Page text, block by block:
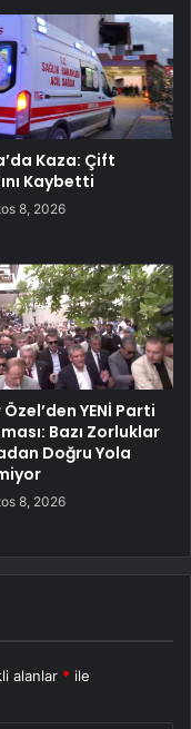
Kaza: Çift
Kaybetti
8, 2026
YENİ Parti
Bazı Zorluklar
Doğru Yola
8, 2026
alanlar * ile